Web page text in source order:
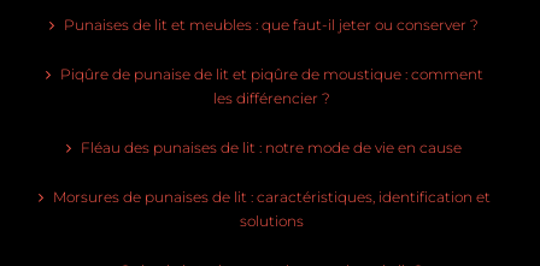
Punaises de lit et meubles : que faut-il jeter ou conserver ?
Piqûre de punaise de lit et piqûre de moustique : comment
les différencier ?
Fléau des punaises de lit : notre mode de vie en cause
Morsures de punaises de lit : caractéristiques, identification et
solutions